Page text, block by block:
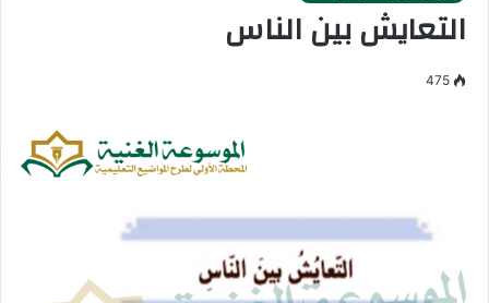
التعايش بين الناس
475